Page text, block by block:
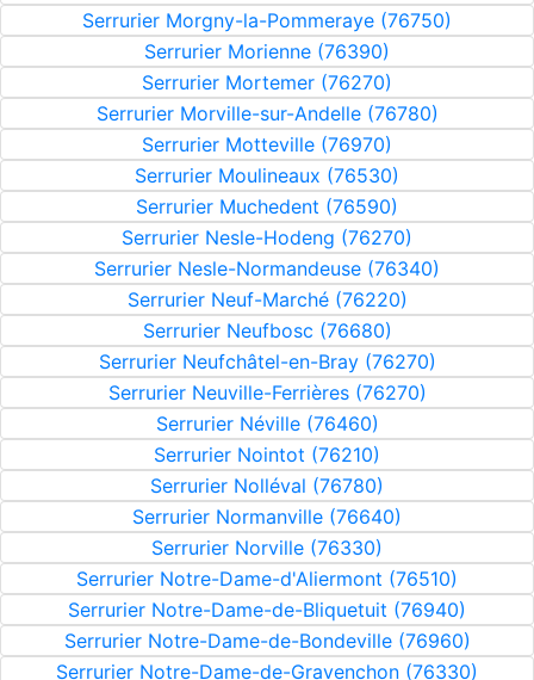
Serrurier Morgny-la-Pommeraye (76750)
Serrurier Morienne (76390)
Serrurier Mortemer (76270)
Serrurier Morville-sur-Andelle (76780)
Serrurier Motteville (76970)
Serrurier Moulineaux (76530)
Serrurier Muchedent (76590)
Serrurier Nesle-Hodeng (76270)
Serrurier Nesle-Normandeuse (76340)
Serrurier Neuf-Marché (76220)
Serrurier Neufbosc (76680)
Serrurier Neufchâtel-en-Bray (76270)
Serrurier Neuville-Ferrières (76270)
Serrurier Néville (76460)
Serrurier Nointot (76210)
Serrurier Nolléval (76780)
Serrurier Normanville (76640)
Serrurier Norville (76330)
Serrurier Notre-Dame-d'Aliermont (76510)
Serrurier Notre-Dame-de-Bliquetuit (76940)
Serrurier Notre-Dame-de-Bondeville (76960)
Serrurier Notre-Dame-de-Gravenchon (76330)